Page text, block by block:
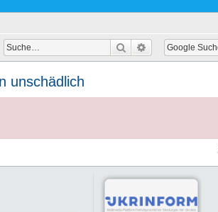
Suche Erweiterte
unschädlich